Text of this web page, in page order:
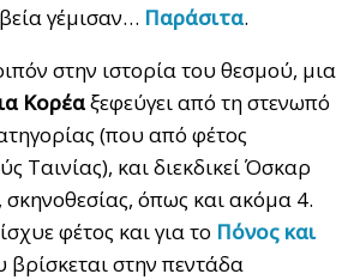
γέμισαν… Παράσιτα.
στην ιστορία του θεσμού, μια
Κορέαξεφεύγει από τη στενωπό
(που από φέτος
Ταινίας), και διεκδικεί Όσκαρ
σκηνοθεσίας, όπως και ακόμα 4.
φέτος και για το Πόνος και
βρίσκεται στην πεντάδα